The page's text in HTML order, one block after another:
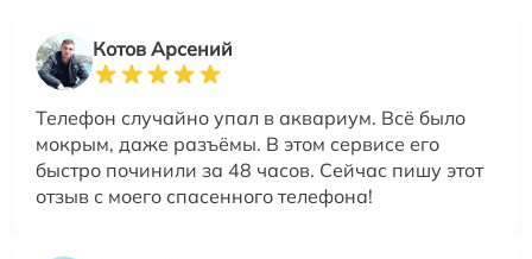
Котов Арсений
Телефон случайно упал в аквариум. Всё было
мокрым, даже разъёмы. В этом сервисе его
быстро починили за 48 часов. Сейчас пишу этот
отзыв с моего спасенного телефона!